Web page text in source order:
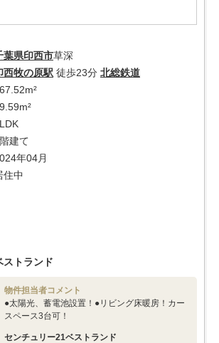
葉県印西市草深
西牧の原駅 徒歩23分 北総鉄道
建て
年04月
住中
ストランド
物件担当者コメント
●太陽光、蓄電池設置！●リビング床暖房！カー
スペース3台可！
センチュリー21ベストランド